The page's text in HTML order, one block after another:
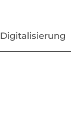
Digitalisierung